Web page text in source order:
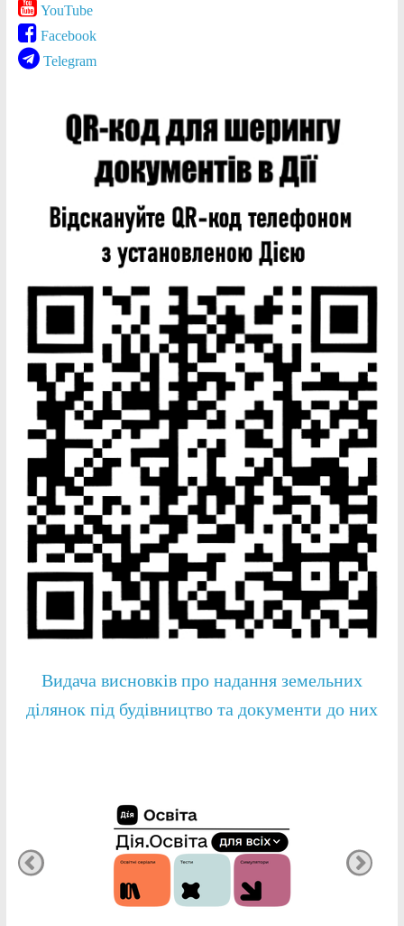
YouTube
Facebook
Telegram
Видача висновків про надання земельних
ділянок під будівництво та документи до них